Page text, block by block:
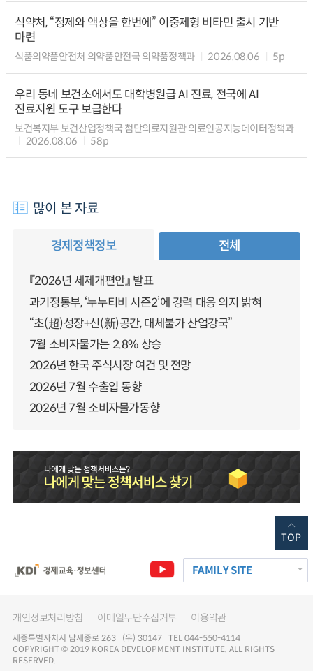
식약처, “정제와 액상을 한번에” 이중제형 비타민 출시 기반
마련
식품의약품안전처 의약품안전국 의약품정책과 2026.08.06 5p
우리 동네 보건소에서도 대학병원급 AI 진료, 전국에 AI
진료지원 도구 보급한다
보건복지부 보건산업정책국 첨단의료지원관 의료인공지능데이터정책과
2026.08.06
58p
많이 본 자료
경제정책정보 전체
『2026년 세제개편안』 발표
과기정통부, ‘누누티비 시즌2’에 강력 대응 의지 밝혀
“초(超)성장+신(新)공간, 대체불가 산업강국”
7월 소비자물가는 2.8% 상승
2026년 한국 주식시장 여건 및 전망
2026년 7월 수출입 동향
2026년 7월 소비자물가동향
FAMILY SITE
개인정보처리방침 이메일무단수집거부 이용약관
세종특별자치시 남세종로 263 (우) 30147 TEL 044-550-4114
COPYRIGHT © 2019 KOREA DEVELOPMENT INSTITUTE. ALL RIGHTS
RESERVED.
TOP